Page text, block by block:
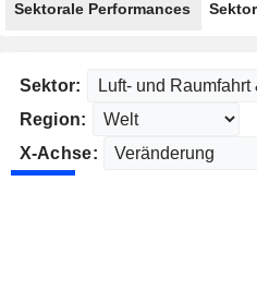
Sektorale Performances
Sektor:
Region:
X-Achse: